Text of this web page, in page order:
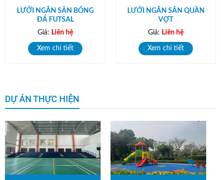
LƯỚI NGĂN SÂN BÓNG
ĐÁ FUTSAL
Giá: Liên hệ
Xem chi tiết
LƯỚI NGĂN SÂN QUẦN
VỢT
Giá: Liên hệ
Xem chi tiết
DỰ ÁN THỰC HIỆN